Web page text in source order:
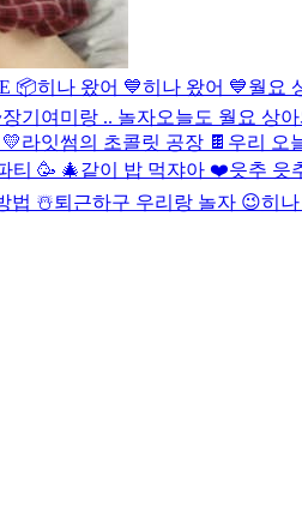
📦히나 왔어 💙히나 왔어 💙월요
기여미랑 .. 놀자오늘도 월요 상
라잇썸의 초콜릿 공장 🍫 우리 오
티 🥳 🎄같이 밥 먹쟈아 ❤️읏추 읏
법 ☃️퇴근하구 우리랑 놀자 😉히